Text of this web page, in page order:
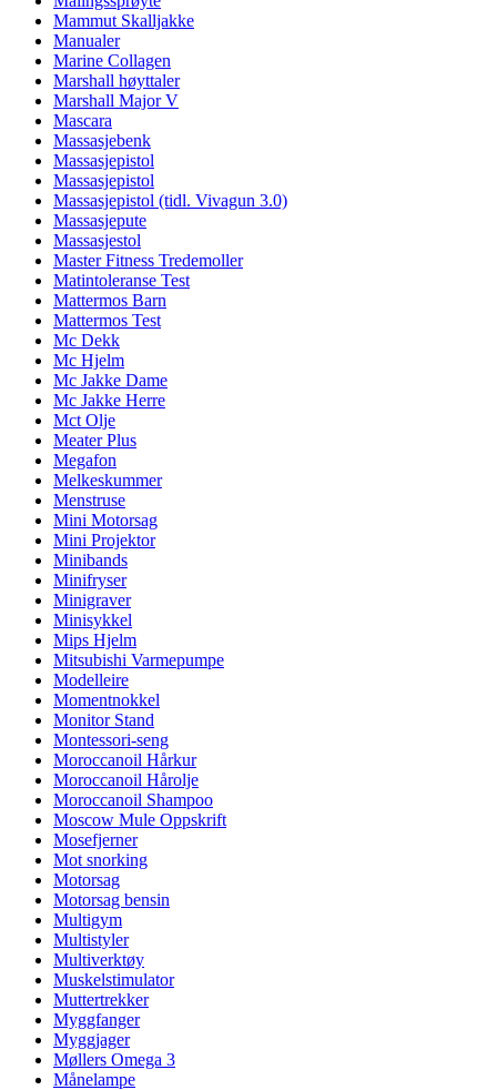
Mammut Skalljakke
Manualer
Marine Collagen
Marshall høyttaler
Marshall Major V
Mascara
Massasjebenk
Massasjepistol
Massasjepistol
Massasjepistol (tidl. Vivagun 3.0)
Massasjepute
Massasjestol
Master Fitness Tredemoller
Matintoleranse Test
Mattermos Barn
Mattermos Test
Mc Dekk
Mc Hjelm
Mc Jakke Dame
Mc Jakke Herre
Mct Olje
Meater Plus
Megafon
Melkeskummer
Menstruse
Mini Motorsag
Mini Projektor
Minibands
Minifryser
Minigraver
Minisykkel
Mips Hjelm
Mitsubishi Varmepumpe
Modelleire
Momentnokkel
Monitor Stand
Montessori-seng
Moroccanoil Hårkur
Moroccanoil Hårolje
Moroccanoil Shampoo
Moscow Mule Oppskrift
Mosefjerner
Mot snorking
Motorsag
Motorsag bensin
Multigym
Multistyler
Multiverktøy
Muskelstimulator
Muttertrekker
Myggfanger
Myggjager
Møllers Omega 3
Månelampe